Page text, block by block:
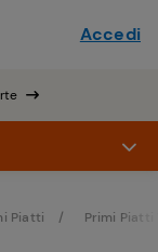
Accedi
Piatti Primi Piatti